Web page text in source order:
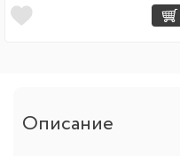
Описание